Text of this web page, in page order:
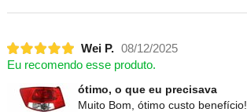
Wei P. 08/12/2025
Eu recomendo esse produto.
ótimo, o que eu precisava
Muito Bom, ótimo custo benefício!